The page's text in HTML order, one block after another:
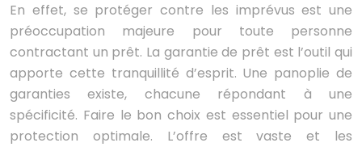
En effet, se protéger contre les imprévus est une
préoccupation majeure pour toute personne
contractant un prêt. La garantie de prêt est l’outil qui
apporte cette tranquillité d’esprit. Une panoplie de
garanties existe, chacune répondant à une
spécificité. Faire le bon choix est essentiel pour une
protection optimale. L’offre est vaste et les